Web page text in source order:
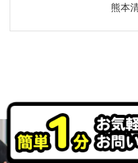
熊本